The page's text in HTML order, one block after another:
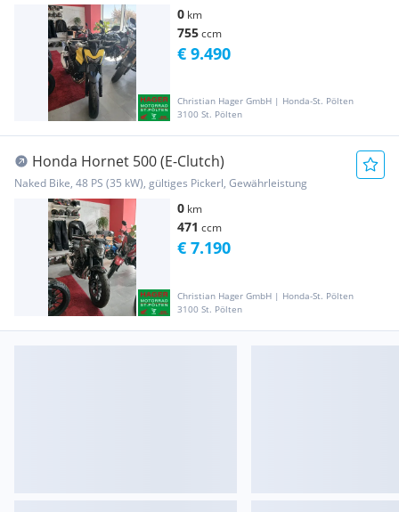
0 km
755ccm
Christian Hager GmbH | Honda-St. Pölten
3100 St. Pölten
€ 9.490
Honda Hornet 500 (E-Clutch)
Naked Bike, 48 PS (35 kW), gültiges Pickerl, Gewährleistung
0 km
471 ccm
Christian Hager GmbH | Honda-St. Pölten
3100 St. Pölten
€ 7.190